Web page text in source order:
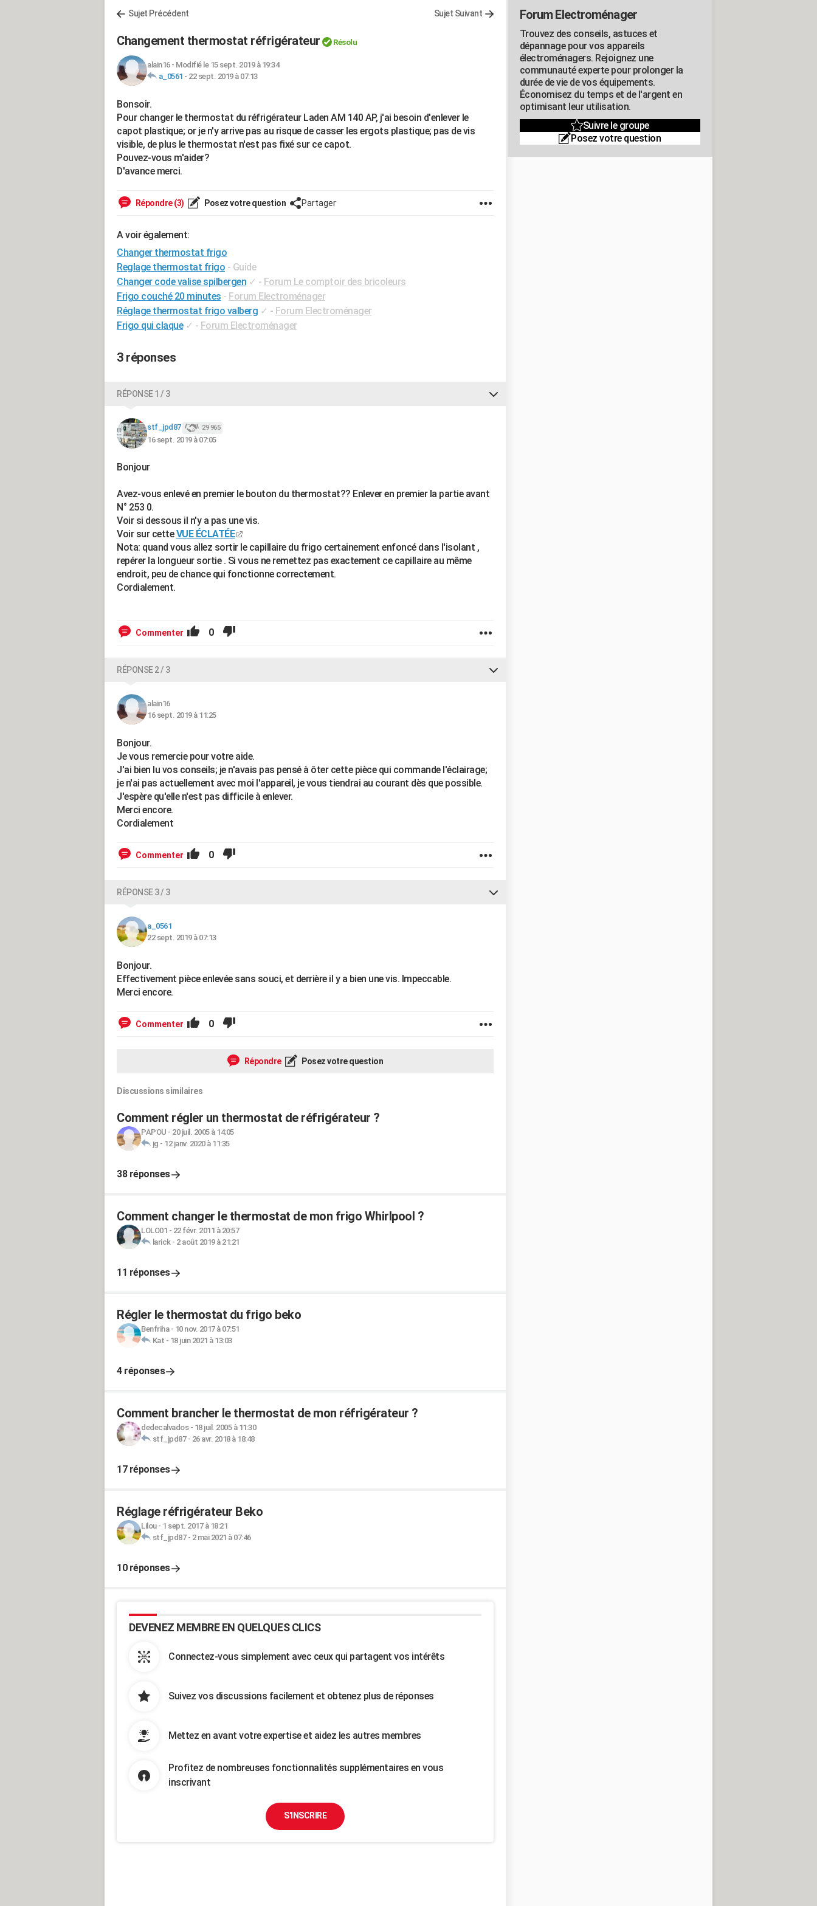
Sujet Précédent Sujet Suivant
Changement thermostat réfrigérateur Résolu
alain16- Modifié le 15 sept. 2019 à 19:34
a_0561 - 22 sept. 2019 à 07:13
Bonsoir.
Pour changer le thermostat du réfrigérateur Laden AM 140 AP, j'ai besoin d'enlever le
capot plastique; or je n'y arrive pas au risque de casser les ergots plastique; pas de vis
visible, de plus le thermostat n'est pas fixé sur ce capot.
Pouvez-vous m'aider?
D'avance merci.
Répondre (3) Posez votre question Partager
A voir également:
Changer thermostat frigo
Reglage thermostat frigo - Guide
Changer code valise spilbergen ✓ - Forum Le comptoir des bricoleurs
Frigo couché 20 minutes - Forum Electroménager
Réglage thermostat frigo valberg ✓ - Forum Electroménager
Frigo qui claque ✓ - Forum Electroménager
3 réponses
RÉPONSE 1 / 3
stf_jpd87 29 965
16 sept. 2019 à 07:05
Bonjour
Avez-vous enlevé en premier le bouton du thermostat?? Enlever en premier la partie avant
N° 253 0.
Voir si dessous il n'y a pas une vis.
Voir sur cetteVUE ÉCLATÉE
Nota: quand vous allez sortir le capillaire du frigo certainement enfoncé dans l'isolant ,
repérer la longueur sortie . Si vous ne remettez pas exactement ce capillaire au même
endroit, peu de chance qui fonctionne correctement.
Cordialement.
Commenter 0
RÉPONSE 2 / 3
alain16
16 sept. 2019 à 11:25
Bonjour.
Je vous remercie pour votre aide.
J'ai bien lu vos conseils; je n'avais pas pensé à ôter cette pièce qui commande l'éclairage;
je n'ai pas actuellement avec moi l'appareil, je vous tiendrai au courant dès que possible.
J'espère qu'elle n'est pas difficile à enlever.
Merci encore.
Cordialement
Commenter 0
RÉPONSE 3 / 3
a_0561
22 sept. 2019 à 07:13
Bonjour.
Effectivement pièce enlevée sans souci, et derrière il y a bien une vis. Impeccable.
Merci encore.
Commenter 0
Répondre Posez votre question
Discussions similaires
Comment régler un thermostat de réfrigérateur ?
PAPOU - 20 juil. 2005 à 14:05
jg - 12 janv. 2020 à 11:35
38 réponses
Comment changer le thermostat de mon frigo Whirlpool ?
LOLO01 - 22 févr. 2011 à 20:57
larick- 2 août 2019 à 21:21
11 réponses
Régler le thermostat du frigo beko
Benfriha- 10 nov. 2017 à 07:51
Kat - 18 juin 2021 à 13:03
4 réponses
Comment brancher le thermostat de mon réfrigérateur ?
dedecalvados- 18 juil. 2005 à 11:30
stf_jpd87- 26 avr. 2018 à 18:48
17 réponses
Réglage réfrigérateur Beko
Lilou- 1 sept. 2017 à 18:21
stf_jpd87- 2 mai 2021 à 07:46
10 réponses
DEVENEZ MEMBRE EN QUELQUES CLICS
Connectez-vous simplement avec ceux qui partagent vos intérêts
Suivez vos discussions facilement et obtenez plus de réponses
Mettez en avant votre expertise et aidez les autres membres
Profitez de nombreuses fonctionnalités supplémentaires en vous
inscrivant
S'INSCRIRE
Forum Electroménager
Trouvez des conseils, astuces et
dépannage pour vos appareils
électroménagers. Rejoignez une
communauté experte pour prolonger la
durée de vie de vos équipements.
Économisez du temps et de l'argent en
optimisant leur utilisation.
Suivre le groupe
Posez votre question